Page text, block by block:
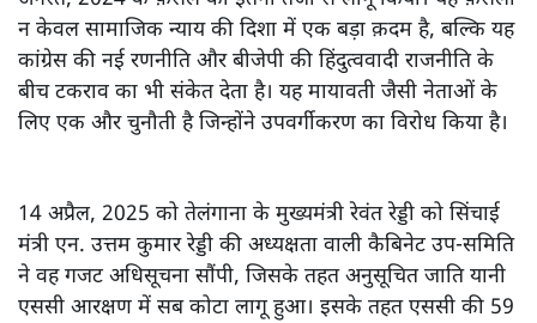
न केवल सामाजिक न्याय की दिशा में एक बड़ा क़दम है, बल्कि यह
कांग्रेस की नई रणनीति और बीजेपी की हिंदुत्ववादी राजनीति के
बीच टकराव का भी संकेत देता है। यह मायावती जैसी नेताओं के
लिए एक और चुनौती है जिन्होंने उपवर्गीकरण का विरोध किया है।
14 अप्रैल, 2025 को तेलंगाना के मुख्यमंत्री रेवंत रेड्डी को सिंचाई
मंत्री एन. उत्तम कुमार रेड्डी की अध्यक्षता वाली कैबिनेट उप-समिति
ने वह गजट अधिसूचना सौंपी, जिसके तहत अनुसूचित जाति यानी
एससी आरक्षण में सब कोटा लागू हुआ। इसके तहत एससी की 59